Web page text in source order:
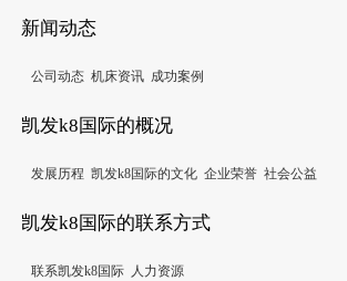
新闻动态
公司动态 机床资讯 成功案例
凯发k8国际的概况
发展历程 凯发k8国际的文化 企业荣誉 社会公益
凯发k8国际的联系方式
联系凯发k8国际 人力资源